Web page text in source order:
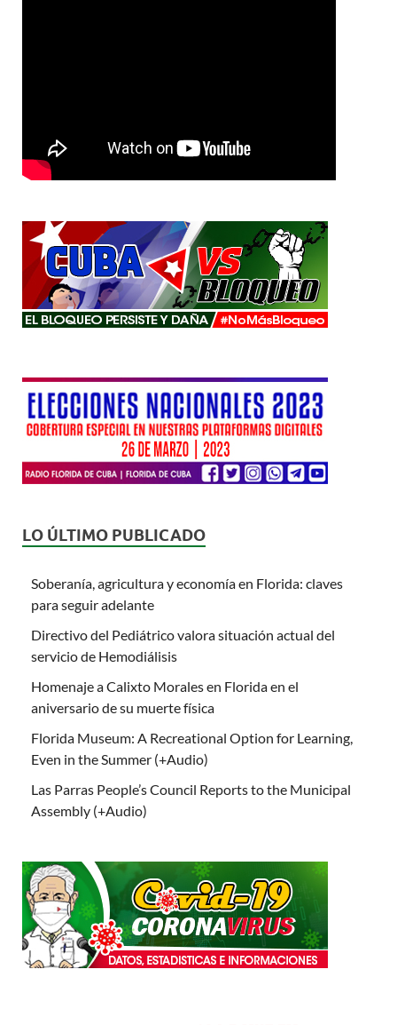
LO ÚLTIMO PUBLICADO
Soberanía, agricultura y economía en Florida: claves
para seguir adelante
Directivo del Pediátrico valora situación actual del
servicio de Hemodiálisis
Homenaje a Calixto Morales en Florida en el
aniversario de su muerte física
Florida Museum: A Recreational Option for Learning,
Even in the Summer (+Audio)
Las Parras People’s Council Reports to the Municipal
Assembly (+Audio)